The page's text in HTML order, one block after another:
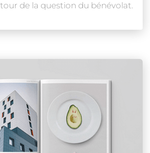
de la question du bénévolat.